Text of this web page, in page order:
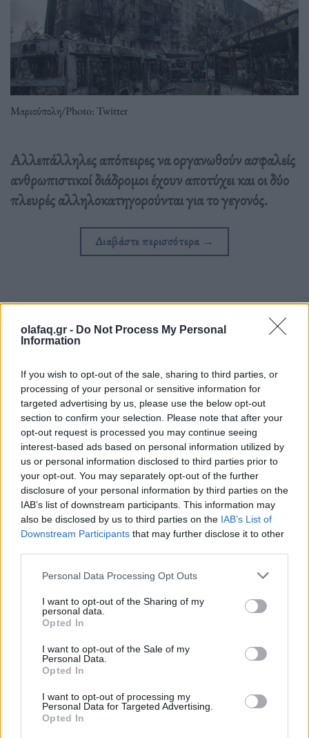
olafaq.gr - Do Not Process My Personal
Information
If you wish to opt-out of the sale, sharing to third parties, or
processing of your personal or sensitive information for
targeted advertising by us, please use the below opt-out
section to confirm your selection. Please note that after your
opt-out request is processed you may continue seeing
interest-based ads based on personal information utilized by
us or personal information disclosed to third parties prior to
your opt-out. You may separately opt-out of the further
disclosure of your personal information by third parties on the
IAB’s list of downstream participants. This information may
also be disclosed by us to third parties on the IAB’s List of
Downstream Participants that may further disclose it to other
Personal Data Processing Opt Outs
I want to opt-out of the Sharing of my
personal data.
Opted In
I want to opt-out of the Sale of my
Personal Data.
Opted In
I want to opt-out of processing my
Personal Data for Targeted Advertising.
Opted In
Μαριούπολη/Photo: Twitter
Αλλεπάλληλες απόπειρες να οργανωθούν ασφαλείς
ανθρωπιστικοί διάδρομοι έχουν αποτύχει και οι δύο
πλευρές αλληλοκατηγορούνται για το γεγονός.
Διαβάστε περισσότερα →
Απομάκρυνση Αμάχων,Λεωφορεία,Μαριούπολη,Ουκρανία Ρωσία
Εφημερίδα
Κατάπαυση πυρός την Πέμπτη στη Μαριούπολη για την
απομάκρυνση αμάχων
Το μέτρο θα επιτρέψει το άνοιγμα
«ανθρωπιστικού διαδρόμου» προς την
Ζαπορίζια.
31.03.2022